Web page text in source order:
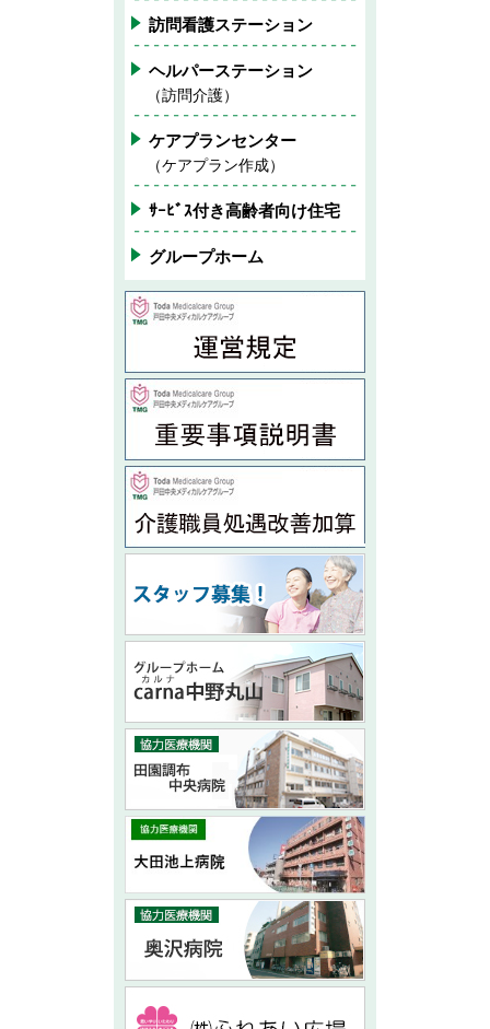
訪問看護ステーション
ヘルパーステーション
（訪問介護）
ケアプランセンター
（ケアプラン作成）
ｻｰﾋﾞｽ付き高齢者向け住宅
グループホーム